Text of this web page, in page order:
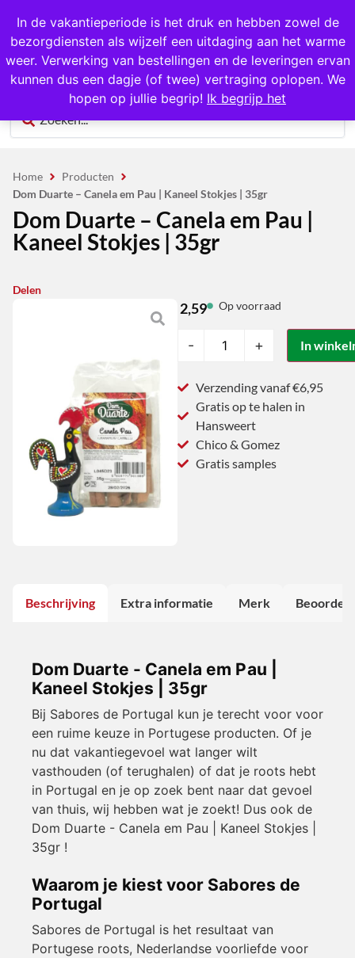
In de vakantieperiode is het druk en hebben zowel de
bezorgdiensten als wijzelf een uitdaging aan het warme
weer. Verwerking van bestellingen en de leveringen ervan
kunnen dus een dagje (of twee) vertraging oplopen. We
hopen op jullie begrip! Ik begrijp het
1000+ producten op voorraad
0
Home
Producten
Dom Duarte – Canela em Pau | Kaneel Stokjes | 35gr
Dom Duarte – Canela em Pau |
Kaneel Stokjes | 35gr
Delen
2,59 Op voorraad
- + In
Verzending vanaf €6,95
Gratis op te halen in
Hansweert
Chico & Gomez
Gratis samples
Beschrijving Extra informatie Merk
Dom Duarte - Canela em Pau |
Kaneel Stokjes | 35gr
Bij Sabores de Portugal kun je terecht voor voor
een ruime keuze in Portugese producten. Of je
nu dat vakantiegevoel wat langer wilt
vasthouden (of terughalen) of dat je roots hebt
in Portugal en je op zoek bent naar dat gevoel
van thuis, wij hebben wat je zoekt! Dus ook de
Dom Duarte - Canela em Pau | Kaneel Stokjes |
35gr !
Waarom je kiest voor Sabores de
Portugal
Sabores de Portugal is het resultaat van
Portugese roots, Nederlandse voorliefde voor